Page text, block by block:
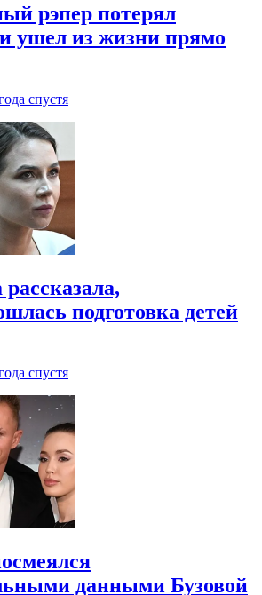
рэпер потерял
ушел из жизни прямо
спустя
подготовка детей
спустя
данными Бузовой